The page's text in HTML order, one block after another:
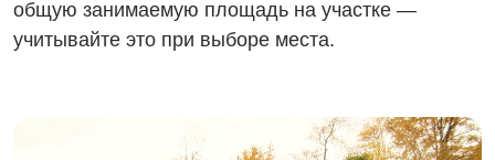
общую занимаемую площадь на участке —
учитывайте это при выборе места.